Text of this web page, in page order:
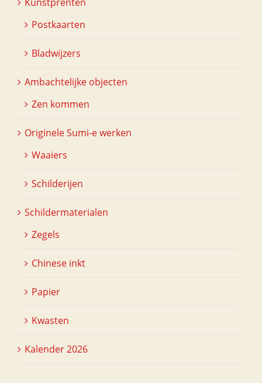
Postkaarten
Bladwijzers
Ambachtelijke objecten
Zen kommen
Originele Sumi-e werken
Waaiers
Schilderijen
Schildermaterialen
Zegels
Chinese inkt
Papier
Kwasten
Kalender 2026